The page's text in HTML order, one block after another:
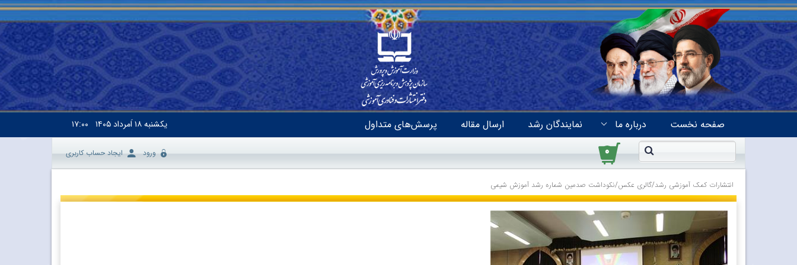
صفحه نخست درباره ما نمایندگان رشد ارسال مقاله پرسش‌های متداول یکشنبه۱۸ اَمرداد ۱۴۰۵ ۱۷:۰۰
۰ ورود ایجاد حساب کاربری
انتشارات کمک آموزشی رشد/گالری عکس/نکوداشت صدمین شماره رشد آموزش شیمی